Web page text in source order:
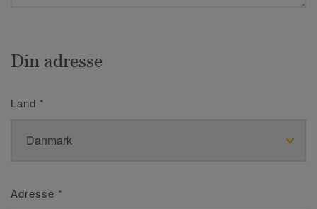
Din adresse
Land *
Adresse *